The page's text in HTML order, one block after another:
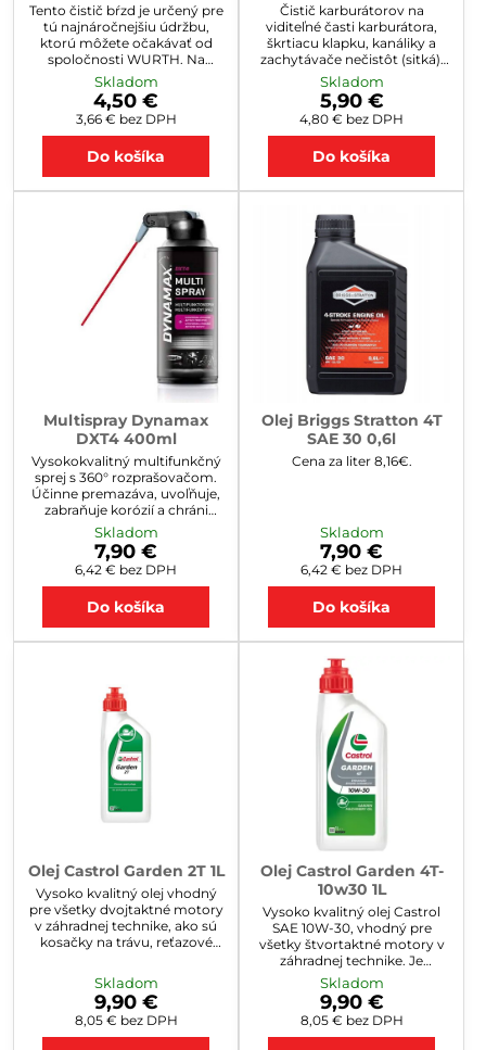
Tento čistič bŕzd je určený pre
tú najnáročnejšiu údržbu,
ktorú môžete očakávať od
spoločnosti WURTH. Na
rozdiel od iných čističov,
WURTH Čistič bŕzd
nezanecháva žiadne zvyšky.
Balenie 500ml.Cena za Liter
9€.
Skladom
4,50 €
3,66 € bez DPH
Do košíka
Čistič karburátorov na
viditeľné časti karburátora,
škrtiacu klapku, kanáliky a
zachytávače nečistôt (sitká).
Špeciálny aktívny čistiaci
prostriedok na čistenie
typického znečistenia a
usadenín na škrtiacej klapke a
v sacom priestore. Zaručuje
funkčnosť pohyblivých dielov.
Cena za 1 liter 9,75€.
Skladom
5,90 €
4,80 € bez DPH
Do košíka
Multispray Dynamax
DXT4 400ml
Vysokokvalitný multifunkčný
sprej s 360° rozprašovačom.
Účinne premazáva, uvoľňuje,
zabraňuje korózií a chráni
všetky typy mechanických
častí. Odporúča sa pre
použitie v dielni, domácnosti,
záhradnej technike,
autoservisoch a vďaka
odolnosti voči vysokým
priemyselných zariadení.
Skladom
7,90 €
6,42 € bez DPH
Do košíka
Olej Briggs Stratton 4T
SAE 30 0,6l
Cena za liter 8,16€.
Skladom
7,90 €
6,42 € bez DPH
Do košíka
Olej Castrol Garden 2T 1L
Vysoko kvalitný olej vhodný
pre všetky dvojtaktné motory
v záhradnej technike, ako sú
kosačky na trávu, reťazové
Skladom
9,90 €
8,05 € bez DPH
Olej Castrol Garden 4T-
10w30 1L
Vysoko kvalitný olej Castrol
SAE 10W-30, vhodný pre
všetky štvortaktné motory v
záhradnej technike. Je
vyrobený z vybraných
základových olejov a
moderného systému aditív,
ktoré zaisťujú dokonalú
ochranu motoru dokonca i za
Skladom
9,90 €
8,05 € bez DPH